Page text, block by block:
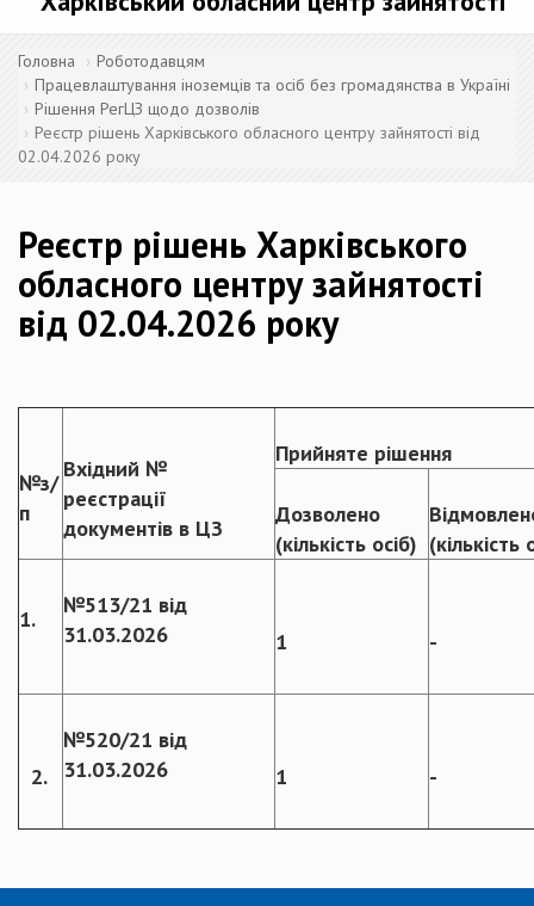
Головна
Роботодавцям
Працевлаштування іноземців та осіб без громадянства в Україні
Рішення РегЦЗ щодо дозволів
Реєстр рішень Харківського обласного центру зайнятості від
02.04.2026 року
Реєстр рішень Харківського
обласного центру зайнятості
від 02.04.2026 року
№з/
п
Вхідний №
реєстрації
документів в ЦЗ
Прийняте рішення
Дозволено
(кількість осіб) (кількість
1.
№513/21 від
31.03.2026
1 -
2.
№520/21 від
31.03.2026
1 -